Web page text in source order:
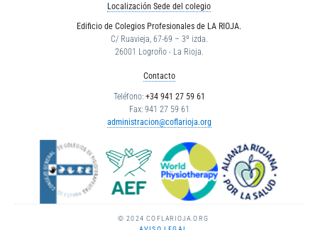
Localización Sede del colegio
Edificio de Colegios Profesionales de LA RIOJA.
C/ Ruavieja, 67-69 – 3º izda.
26001 Logroño - La Rioja.
Contacto
Teléfono: +34 941 27 59 61
Fax: 941 27 59 61
administracion@coflarioja.org
© 2024 COFLARIOJA.ORG